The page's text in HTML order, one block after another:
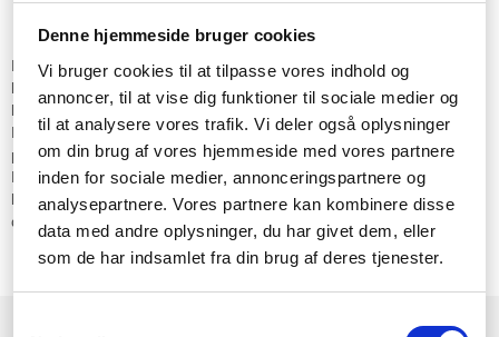
Denne hjemmeside bruger cookies
Vi bruger cookies til at tilpasse vores indhold og
annoncer, til at vise dig funktioner til sociale medier og
til at analysere vores trafik. Vi deler også oplysninger
om din brug af vores hjemmeside med vores partnere
inden for sociale medier, annonceringspartnere og
analysepartnere. Vores partnere kan kombinere disse
data med andre oplysninger, du har givet dem, eller
som de har indsamlet fra din brug af deres tjenester.
hverdagen
Denne saks er velegnet til alt fra lette kontoropgaver til mere
krævende klipning i hjemmet. Den kan anvendes til at åbne pakker,
klippe gavepapir eller arbejde med kreative hobbyprojekter.
Materialevalget gør den holdbar over for slid i et aktivt miljø. Den
passer let ind i både køkkenet, kontoret og hobbyrummet.
Produktet leveres som en enkelt, komplet saks klar til brug. Den er
kompatibel med de fleste standardmaterialer, man møder i
dagligdagen.